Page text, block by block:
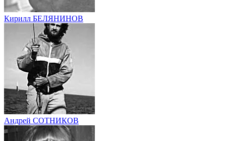
Кирилл БЕЛЯНИНОВ
Андрей СОТНИКОВ